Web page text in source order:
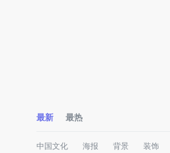
最新 最热
中国文化 海报 背景 装饰